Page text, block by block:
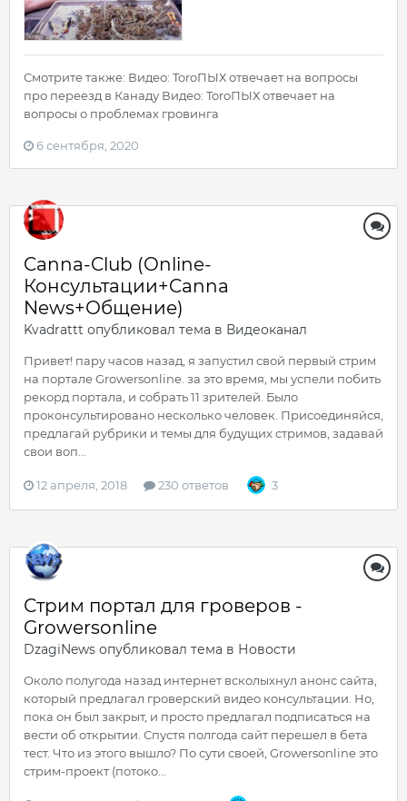
Смотрите также: Видео: ToroПЫХ отвечает на вопросы
про переезд в Канаду Видео: ToroПЫХ отвечает на
вопросы о проблемах гровинга
6 сентября, 2020
Canna-Club (Online-
Консультации+Canna
News+Общение)
Kvadrattt опубликовал тема в Видеоканал
Привет! пару часов назад, я запустил свой первый стрим
на портале Growersonline. за это время, мы успели побить
рекорд портала, и собрать 11 зрителей. Было
проконсультировано несколько человек. Присоединяйся,
предлагай рубрики и темы для будущих стримов, задавай
свои воп...
12 апреля, 2018 230 ответов 3
Стрим портал для гроверов -
Growersonline
DzagiNews опубликовал тема в Новости
Около полугода назад интернет всколыхнул анонс сайта,
который предлагал гроверский видео консультации. Но,
пока он был закрыт, и просто предлагал подписаться на
вести об открытии. Спустя полгода сайт перешел в бета
тест. Что из этого вышло? По сути своей, Growersonline это
стрим-проект (потоко...